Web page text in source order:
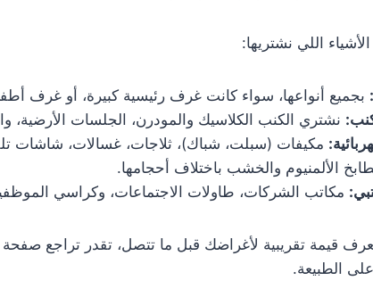
الأشياء اللي نشتريها:
بجميع أنواعها، سواء كانت غرف رئيسية كبيرة، أو غرف
نشتري الكنب الكلاسيك والمودرن، الجلسات الأرضية،
مكيفات (سبلت، شباك)، ثلاجات، غسالات، شاشات
الألمنيوم والخشب باختلاف أحجامها.
مكاتب الشركات، طاولات الاجتماعات، وكراسي
قيمة تقريبية لأغراضك قبل ما تتصل، تقدر تراجع صفحة
على الطبيعة.